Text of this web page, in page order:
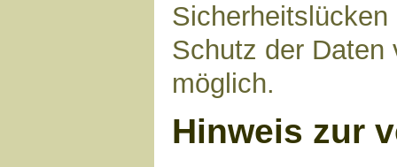
Schutz der Daten
möglich.
Hinweis zur